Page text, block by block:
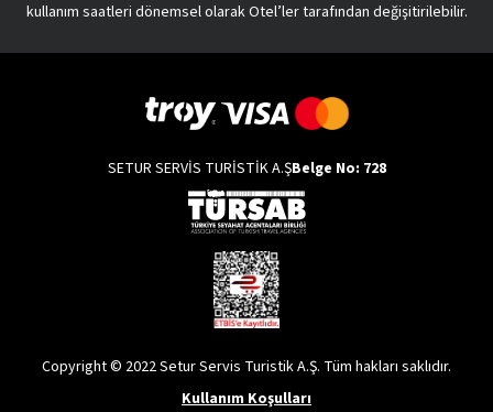
kullanım saatleri dönemsel olarak Otel’ler tarafından değişitirilebilir.
SETUR SERVİS TURİSTİK A.ŞBelge No: 728
Copyright © 2022 Setur Servis Turistik A.Ş. Tüm hakları saklıdır.
Kullanım Koşulları